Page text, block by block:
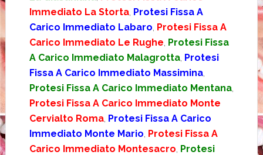
Immediato La Storta, Protesi Fissa A
Carico Immediato Labaro Protesi Fissa A
Carico Immediato Le Rughe Protesi Fissa
A Carico Immediato Malagrotta, Protesi
Fissa A Carico Immediato Massimina,
Protesi Fissa A Carico Immediato Mentana,
Protesi Fissa A Carico Immediato Monte
Cervialto Roma, Protesi Fissa A Carico
Immediato Monte Mario Protesi Fissa A
Carico Immediato Montesacro Protesi